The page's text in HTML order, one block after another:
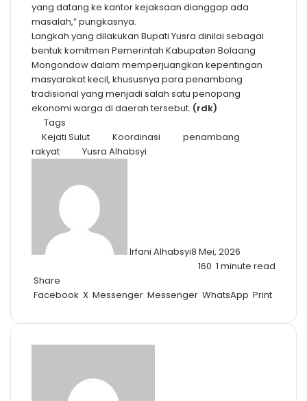
yang datang ke kantor kejaksaan dianggap ada
masalah,” pungkasnya.
Langkah yang dilakukan Bupati Yusra dinilai sebagai
bentuk komitmen Pemerintah Kabupaten Bolaang
Mongondow dalam memperjuangkan kepentingan
masyarakat kecil, khususnya para penambang
tradisional yang menjadi salah satu penopang
ekonomi warga di daerah tersebut. (rdk)
Tags
Kejati Sulut
Koordinasi
penambang
rakyat
Yusra Alhabsyi
Irfani Alhabsyi8 Mei, 2026
160 1 minute read
Share
Facebook X Messenger Messenger WhatsApp Print